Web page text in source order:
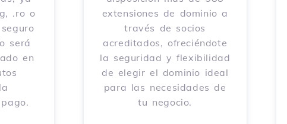
.ro o
será
en
extensiones de dominio a
través de socios
acreditados, ofreciéndote
la seguridad y flexibilidad
de elegir el dominio ideal
para las necesidades de
tu negocio.